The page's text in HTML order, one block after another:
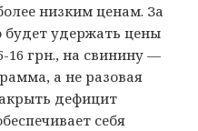
низким ценам. За
будет удержать цены
16 грн., на свинину —
а не разовая
дефицит
себя